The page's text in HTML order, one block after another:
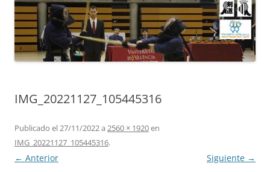
IMG_20221127_105445316
Publicado el27/11/2022a 2560 × 1920en
IMG_20221127_105445316.
← Anterior Siguiente →